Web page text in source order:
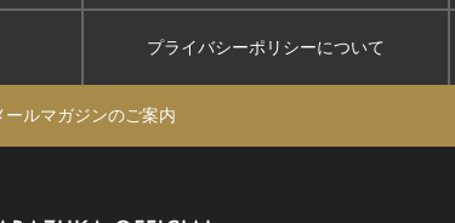
プライバシーポリシーについて
ールマガジンのご案内